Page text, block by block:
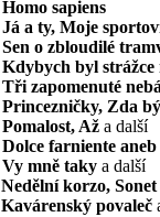
Homo sapiens
Já a ty, Moje
Sen o zbloudilé
Kdybych byl strážce
Tři zapomenuté
Princezničky, Zda
Pomalost, Až a další
Dolce farniente
Vy mně taky a další
Nedělní korzo, Sonet
Kavárenský povaleč